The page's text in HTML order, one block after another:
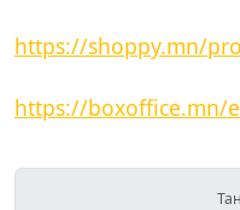
https://shoppy.mn/
https://boxoffice.mn/